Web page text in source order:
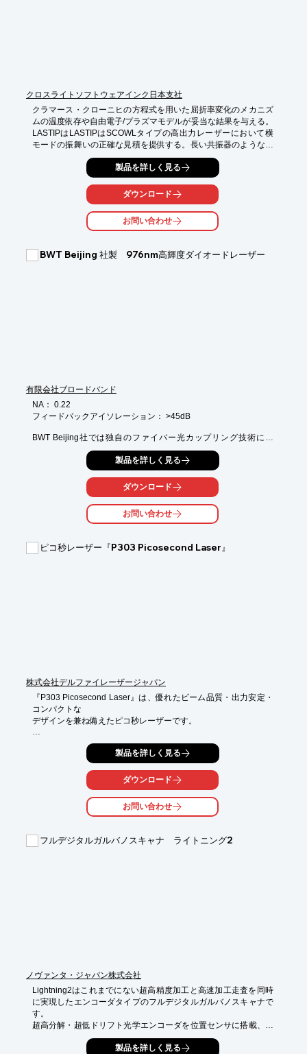
クロスライトソフトウェアインク日本支社
クラマース・クローニヒの方程式を用いた屈折率変化のメカニズ
ムの温度依存や自由電子/プラズマモデルが妥当な結果を与える。
LASTIPはLASTIPはSCOWLタイプの高出力レーザーにおいて横
モードの振舞いの正確な見積を提供する。長い共振器のようなさ
らに踏込んだ解析には、軸方向空間ホールバーニング
(longitudinal spatial hole burning)と端面光ダメージ効果(facet
optical damage effect)を考慮する必要があるためPICS3Dを推
製品を詳しく見る
ダウンロード
お問い合わせ
BWT Beijing 社製 976nm高輝度ダイオードレーザー
有限会社ブロードバンド
NA： 0.22
フィードバックアイソレーション： >45dB
BWT Beijing社では独自のファイバー光カップリング技術によ
り、高効率・高安定性・
優れたビーム品質のダイオードレーザーを量産しています。
レーザー励起用途では1040-1100nmの戻り光をブロックするフィ
ードバックアイソ
レーション(>45dB)機能が付いています。
高品質をリーズナブルな価格で提供することで市場の活性化へ貢
献しております。
い。
尚、カタログは英語表記です。
製品を詳しく見る
ダウンロード
お問い合わせ
ピコ秒レーザー『P303 Picosecond Laser』
株式会社デルファイレーザージャパン
『P303 Picosecond Laser』は、優れたビーム品質・出力安定・
コンパクトな
デザインを兼ね備えたピコ秒レーザーです。
ファイバーレーザテクノロジーLD増幅器を結合する事により、
パルスエネルギーが200μ以上・パルス幅が30Wを
実現しました。
■繰り返し周波数：150－1000kHz
■ビームモード：TEMOO(M2
製品を詳しく見る
ダウンロード
お問い合わせ
フルデジタルガルバノスキャナ ライトニング2
ノヴァンタ・ジャパン株式会社
Lightning2はこれまでにない超高精度加工と高速加工走査を同時
に実現したエンコーダタイプのフルデジタルガルバノスキャナで
す。
超高分解・超低ドリフト光学エンコーダを位置センサに搭載、こ
れまで実現が困難であった超高精度加工のアプリケーションに対
製品を詳しく見る